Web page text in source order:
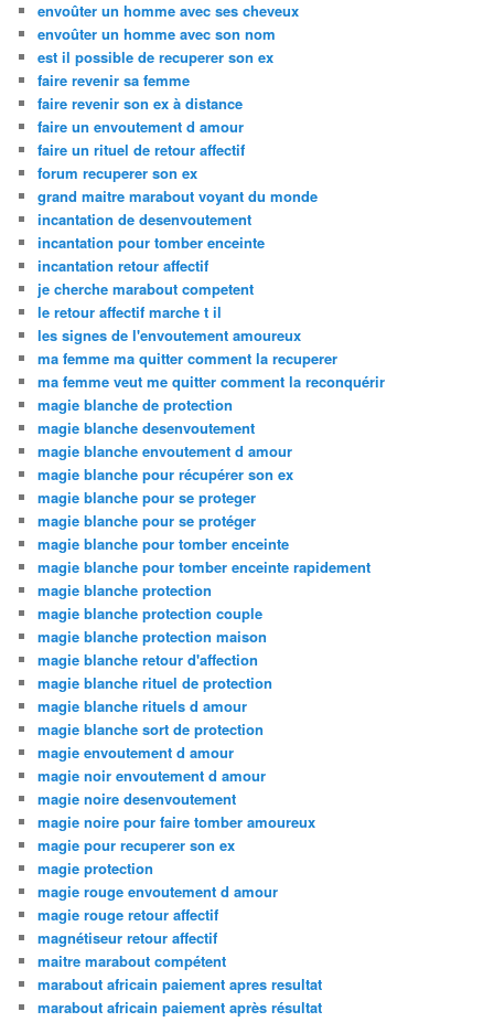
envoûter un homme avec ses cheveux
envoûter un homme avec son nom
est il possible de recuperer son ex
faire revenir sa femme
faire revenir son ex à distance
faire un envoutement d amour
faire un rituel de retour affectif
forum recuperer son ex
grand maitre marabout voyant du monde
incantation de desenvoutement
incantation pour tomber enceinte
incantation retour affectif
je cherche marabout competent
le retour affectif marche t il
les signes de l'envoutement amoureux
ma femme ma quitter comment la recuperer
ma femme veut me quitter comment la reconquérir
magie blanche de protection
magie blanche desenvoutement
magie blanche envoutement d amour
magie blanche pour récupérer son ex
magie blanche pour se proteger
magie blanche pour se protéger
magie blanche pour tomber enceinte
magie blanche pour tomber enceinte rapidement
magie blanche protection
magie blanche protection couple
magie blanche protection maison
magie blanche retour d'affection
magie blanche rituel de protection
magie blanche rituels d amour
magie blanche sort de protection
magie envoutement d amour
magie noir envoutement d amour
magie noire desenvoutement
magie noire pour faire tomber amoureux
magie pour recuperer son ex
magie protection
magie rouge envoutement d amour
magie rouge retour affectif
magnétiseur retour affectif
maitre marabout compétent
marabout africain paiement apres resultat
marabout africain paiement après résultat